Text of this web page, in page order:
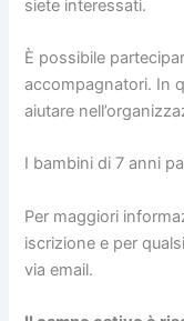
siete interessati.
È possibile
accompagnatori. In
aiutare
I bambini di 7 anni
Per maggiori
iscrizione e per
via email.